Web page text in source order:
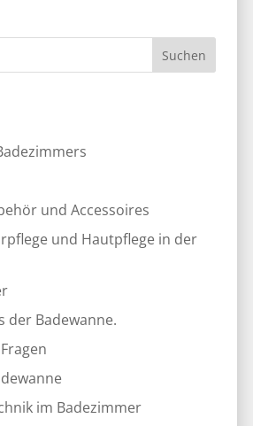
und Accessoires
und Hautpflege in der
der Badewanne.
im Badezimmer